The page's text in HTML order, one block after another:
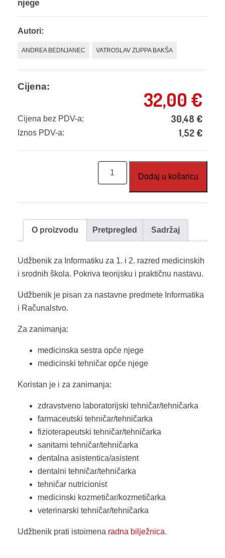
njege
Autori:
ANDREA BEDNJANEC VATROSLAV ZUPPA BAKŠA
Cijena:
32,00 €
Cijena bez PDV-a: 30,48 €
Iznos PDV-a: 1,52 €
med.šk
količina
Dodaj u košaricu
O proizvodu Pretpregled Sadržaj
Udžbenik za Informatiku za 1. i 2. razred medicinskih
i srodnih škola. Pokriva teorijsku i praktičnu nastavu.
Udžbenik je pisan za nastavne predmete Informatika
i Računalstvo.
Za zanimanja:
medicinska sestra opće njege
medicinski tehničar opće njege
Koristan je i za zanimanja:
zdravstveno laboratorijski tehničar/tehničarka
farmaceutski tehničar/tehničarka
fizioterapeutski tehničar/tehničarka
sanitarni tehničar/tehničarka
dentalna asistentica/asistent
dentalni tehničar/tehničarka
tehničar nutricionist
medicinski kozmetičar/kozmetičarka
veterinarski tehničar/tehničarka
Udžbenik prati istoimena radna bilježnica.